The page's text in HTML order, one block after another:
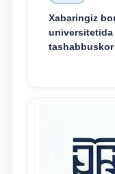
Xabaringiz
faoliyatida